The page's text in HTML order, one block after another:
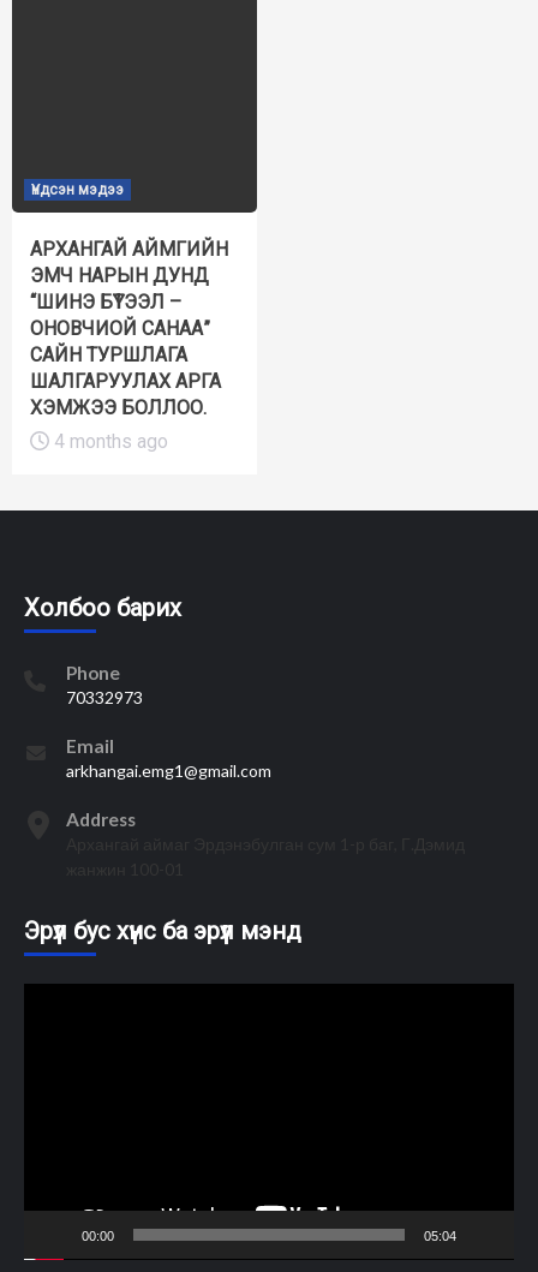
Үндсэн мэдээ
АРХАНГАЙ АЙМГИЙН
ЭМЧ НАРЫН ДУНД
“ШИНЭ БҮТЭЭЛ –
ОНОВЧИОЙ САНАА”
САЙН ТУРШЛАГА
ШАЛГАРУУЛАХ АРГА
ХЭМЖЭЭ БОЛЛОО.
4 months ago
Холбоо барих
Phone
70332973
Email
arkhangai.emg1@gmail.com
Address
Эрүүл бус хүнс ба эрүүл мэнд
00:00 05:04